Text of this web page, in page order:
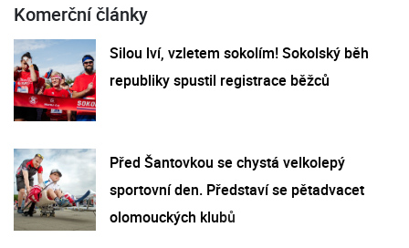
Komerční články
Silou lví, vzletem sokolím! Sokolský běh
republiky spustil registrace běžců
Před Šantovkou se chystá velkolepý
sportovní den. Představí se pětadvacet
olomouckých klubů